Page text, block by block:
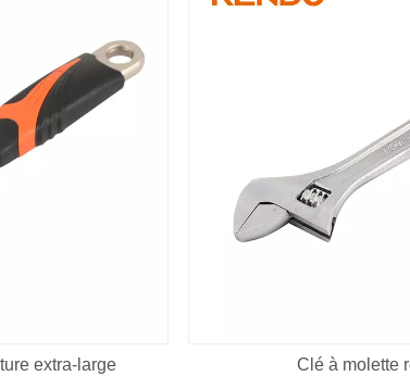
extra-large Clé à molette